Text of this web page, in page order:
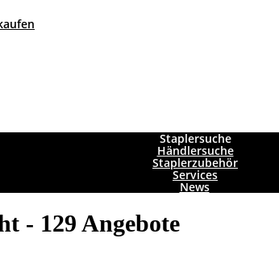
Staplersuche
Händlersuche
Staplerzubehör
Services
News
- 129 Angebote